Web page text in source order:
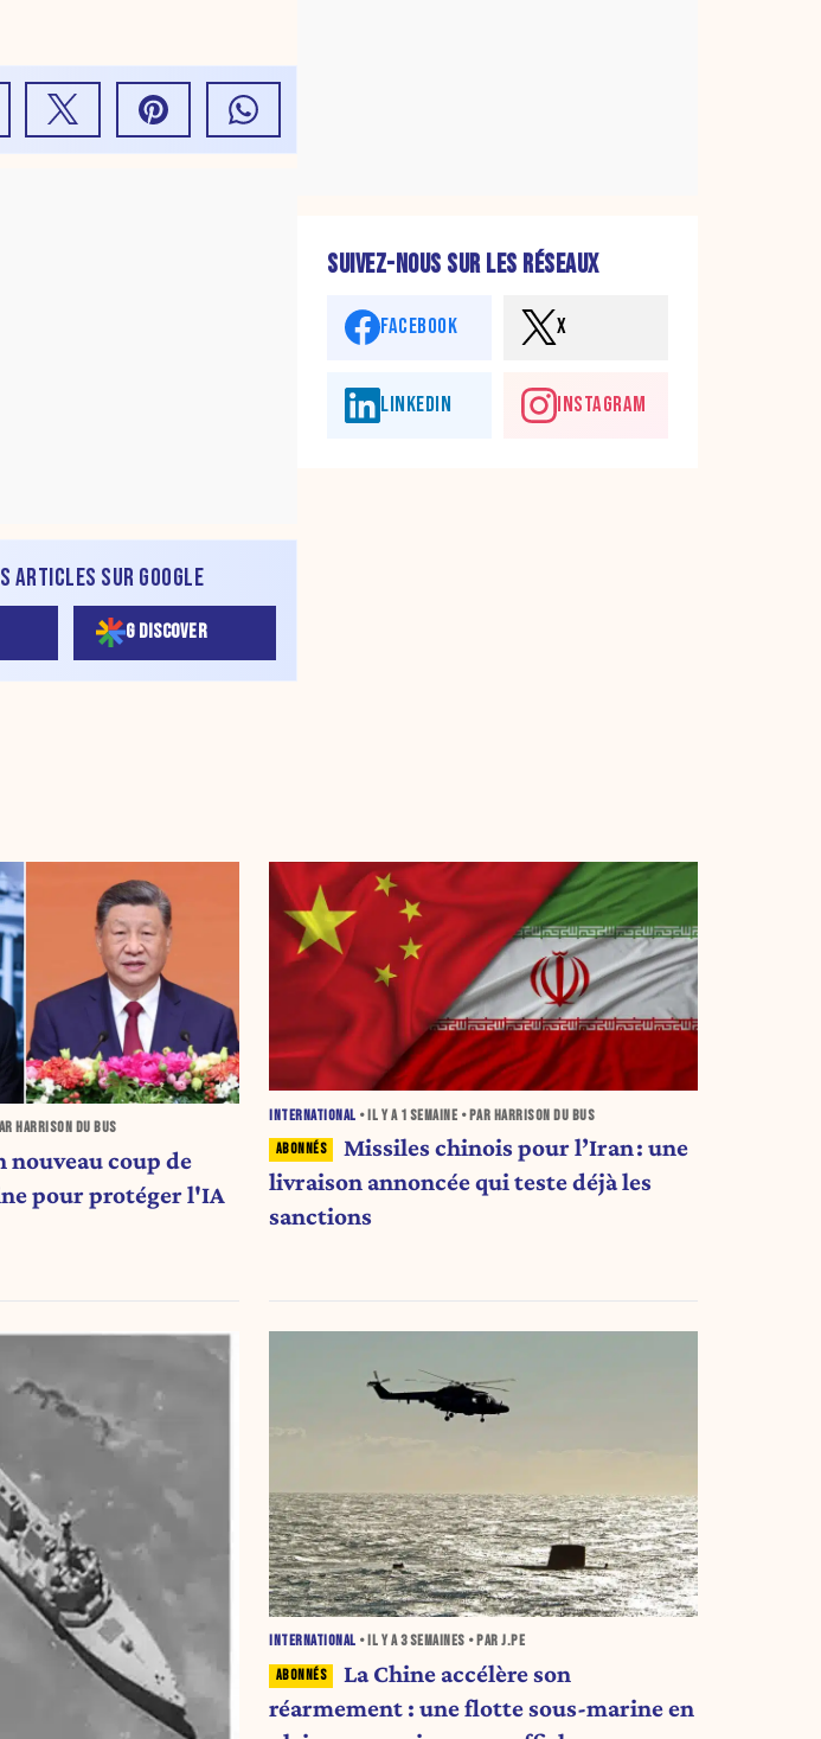
ARTICLES SUR GOOGLE
G DISCOVER
SUIVEZ-NOUS SUR LES RÉSEAUX
FACEBOOK X
LINKEDIN INSTAGRAM
HARRISON DU BUS
coup de
pour protéger l'IA
INTERNATIONAL • IL Y A 1 SEMAINE • PAR HARRISON DU BUS
Missiles chinois pour l’Iran : une
livraison annoncée qui teste déjà les
sanctions
INTERNATIONAL • IL Y A3 SEMAINES • PAR J.PE
La Chine accélère son
réarmement : une flotte sous-marine en